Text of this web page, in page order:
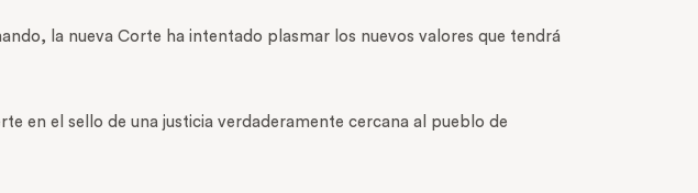
la nueva Corte ha intentado plasmar los nuevos valores que tendrá
en el sello de una justicia verdaderamente cercana al pueblo de